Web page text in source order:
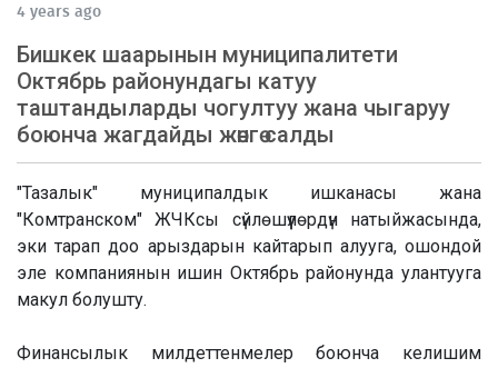
4 years ago
Бишкек шаарынын муниципалитети
Октябрь районундагы катуу
таштандыларды чогултуу жана чыгаруу
боюнча жагдайды жөнгө салды
"Тазалык" муниципалдык ишканасы жана
"Комтранском" ЖЧКсы сүйлөшүүлөрдүн натыйжасында,
эки тарап доо арыздарын кайтарып алууга, ошондой
эле компаниянын ишин Октябрь районунда улантууга
макул болушту.
Финансылык милдеттенмелер боюнча келишим